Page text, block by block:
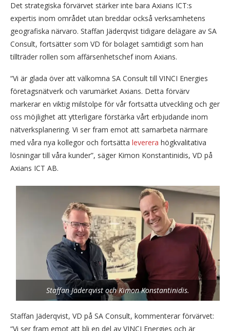
Det strategiska förvärvet stärker inte bara Axians ICT:s
expertis inom området utan breddar också verksamhetens
geografiska närvaro. Staffan Jäderqvist tidigare delägare av SA
Consult, fortsätter som VD för bolaget samtidigt som han
tillträder rollen som affärsenhetschef inom Axians.
“Vi är glada över att välkomna SA Consult till VINCI Energies
företagsnätverk och varumärket Axians. Detta förvärv
markerar en viktig milstolpe för vår fortsatta utveckling och ger
oss möjlighet att ytterligare förstärka vårt erbjudande inom
nätverksplanering. Vi ser fram emot att samarbeta närmare
med våra nya kollegor och fortsätta leverera högkvalitativa
lösningar till våra kunder”, säger Kimon Konstantinidis, VD på
Axians ICT AB.
Staffan Jäderqvist och Kimon Konstantinidis.
Staffan Jäderqvist, VD på SA Consult, kommenterar förvärvet:
“Vi ser fram emot att bli en del av VINCI Energies och är